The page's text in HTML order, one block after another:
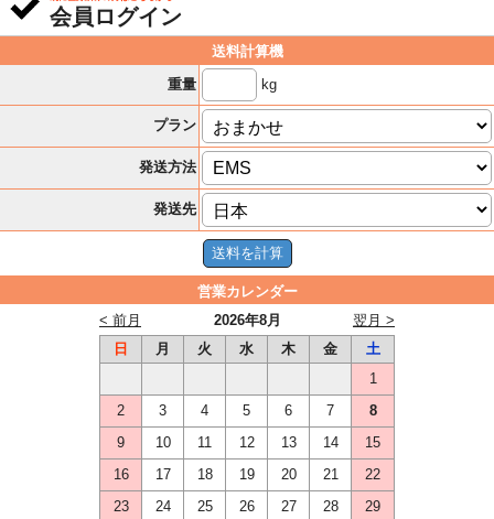
会員ログイン
送料計算機
重量
kg
プラン
発送方法
発送先
営業カレンダー
2026年8月
< 前月
翌月 >
日
月 火 水 木 金
土
1
2
3 4 5 6 7
8
9
10 11 12 13 14
15
16
17 18 19 20 21
22
23
24 25 26 27 28
29